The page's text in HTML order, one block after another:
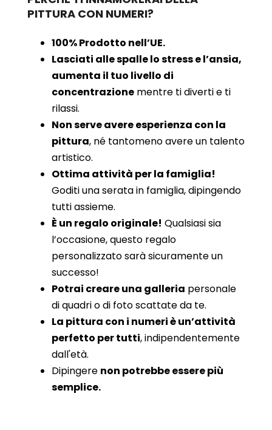
PITTURA CON NUMERI?
100% Prodotto nell’UE.
Lasciati alle spalle lo stress e l’ansia,
aumenta il tuo livello di
concentrazione mentre ti diverti e ti
rilassi.
Non serve avere esperienza con la
pittura, né tantomeno avere un talento
artistico.
Ottima attività per la famiglia!
Goditi una serata in famiglia, dipingendo
tutti assieme.
È un regalo originale! Qualsiasi sia
l’occasione, questo regalo
personalizzato sarà sicuramente un
successo!
Potrai creare una galleria personale
di quadri o di foto scattate da te.
La pittura con i numeri è un’attività
perfetto per tutti, indipendentemente
dall'età.
Dipingere non potrebbe essere più
semplice.